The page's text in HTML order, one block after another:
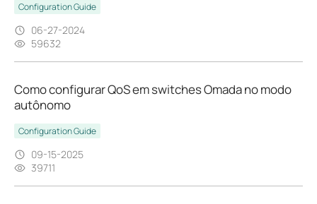
Configuration Guide
06-27-2024
59632
Como configurar QoS em switches Omada no modo
autônomo
Configuration Guide
09-15-2025
39711